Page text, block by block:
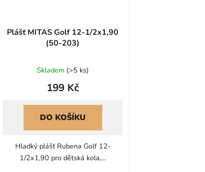
Plášť MITAS Golf 12-1/2x1,90
(50-203)
Skladem (>5 ks)
199 Kč
DO KOŠÍKU
Hladký plášť Rubena Golf 12-
1/2x1,90 pro dětská kola,...